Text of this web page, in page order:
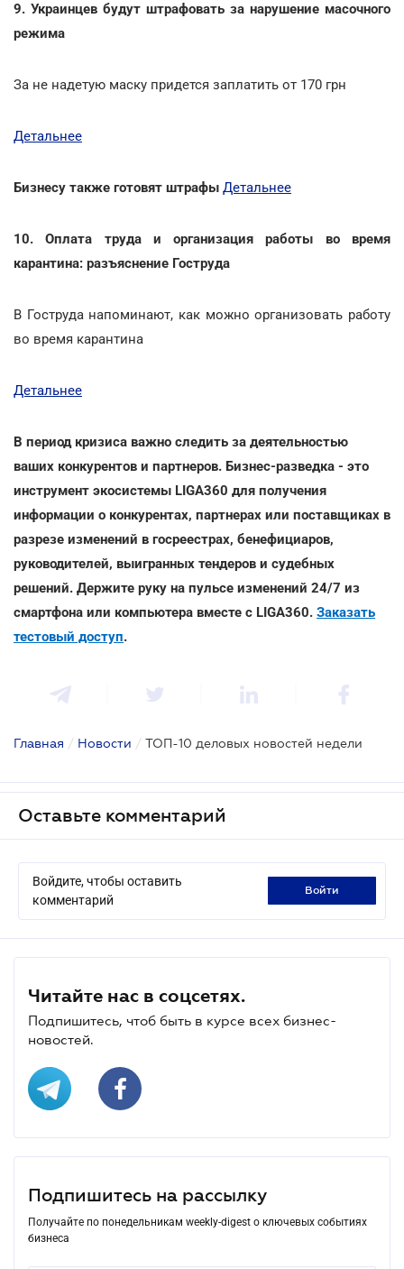
9. Украинцев будут штрафовать за нарушение масочного
режима
За не надетую маску придется заплатить от 170 грн
Детальнее
Бизнесу также готовят штрафы Детальнее
10. Оплата труда и организация работы во время
карантина: разъяснение Гоструда
В Гоструда напоминают, как можно организовать работу
во время карантина
Детальнее
В период кризиса важно следить за деятельностью
ваших конкурентов и партнеров. Бизнес-разведка - это
инструмент экосистемы LIGA360 для получения
информации о конкурентах, партнерах или поставщиках в
разрезе изменений в госреестрах, бенефициаров,
руководителей, выигранных тендеров и судебных
решений. Держите руку на пульсе изменений 24/7 из
смартфона или компьютера вместе с LIGA360. Заказать
тестовый доступ.
Главная / Новости / ТОП-10 деловых новостей недели
Оставьте комментарий
Войдите, чтобы оставить
комментарий
войти
Читайте нас в соцсетях.
Подпишитесь, чтоб быть в курсе всех бизнес-
новостей.
Подпишитесь на рассылку
Получайте по понедельникам weekly-digest о ключевых событиях
бизнеса